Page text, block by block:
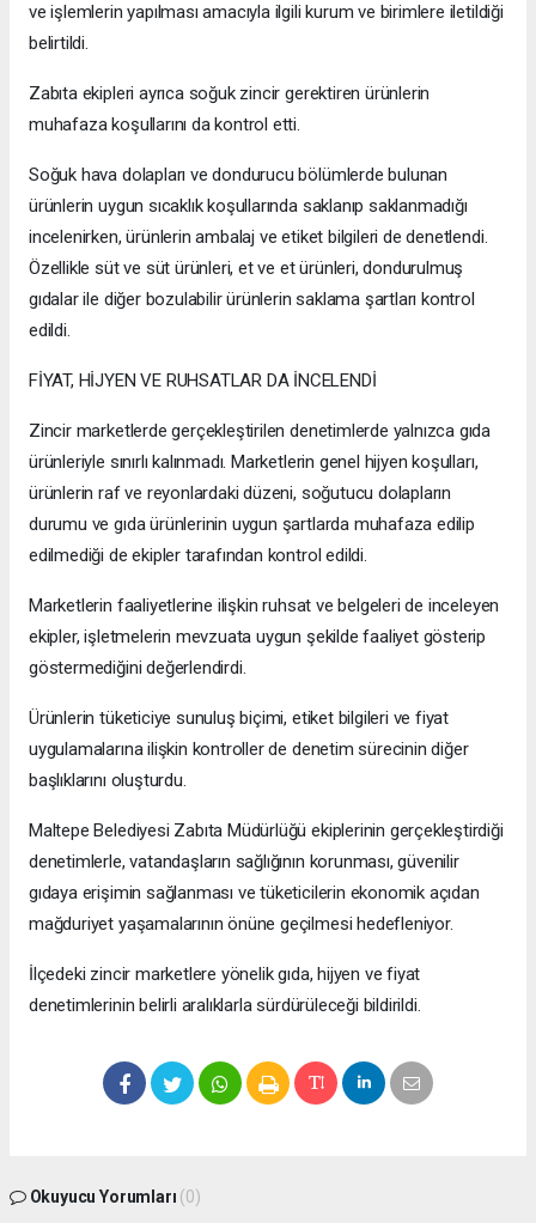
ve işlemlerin yapılması amacıyla ilgili kurum ve birimlere iletildiği
belirtildi.
Zabıta ekipleri ayrıca soğuk zincir gerektiren ürünlerin
muhafaza koşullarını da kontrol etti.
Soğuk hava dolapları ve dondurucu bölümlerde bulunan
ürünlerin uygun sıcaklık koşullarında saklanıp saklanmadığı
incelenirken, ürünlerin ambalaj ve etiket bilgileri de denetlendi.
Özellikle süt ve süt ürünleri, et ve et ürünleri, dondurulmuş
gıdalar ile diğer bozulabilir ürünlerin saklama şartları kontrol
edildi.
FİYAT, HİJYEN VE RUHSATLAR DA İNCELENDİ
Zincir marketlerde gerçekleştirilen denetimlerde yalnızca gıda
ürünleriyle sınırlı kalınmadı. Marketlerin genel hijyen koşulları,
ürünlerin raf ve reyonlardaki düzeni, soğutucu dolapların
durumu ve gıda ürünlerinin uygun şartlarda muhafaza edilip
edilmediği de ekipler tarafından kontrol edildi.
Marketlerin faaliyetlerine ilişkin ruhsat ve belgeleri de inceleyen
ekipler, işletmelerin mevzuata uygun şekilde faaliyet gösterip
göstermediğini değerlendirdi.
Ürünlerin tüketiciye sunuluş biçimi, etiket bilgileri ve fiyat
uygulamalarına ilişkin kontroller de denetim sürecinin diğer
başlıklarını oluşturdu.
Maltepe Belediyesi Zabıta Müdürlüğü ekiplerinin gerçekleştirdiği
denetimlerle, vatandaşların sağlığının korunması, güvenilir
gıdaya erişimin sağlanması ve tüketicilerin ekonomik açıdan
mağduriyet yaşamalarının önüne geçilmesi hedefleniyor.
İlçedeki zincir marketlere yönelik gıda, hijyen ve fiyat
denetimlerinin belirli aralıklarla sürdürüleceği bildirildi.
Okuyucu Yorumları (0)